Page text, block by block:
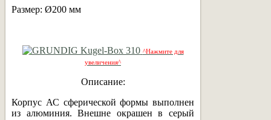
Размер: Ø200 мм
^Нажмите для
увеличения^
Описание:
Корпус АС сферической формы выполнен
из алюминия. Внешне окрашен в серый